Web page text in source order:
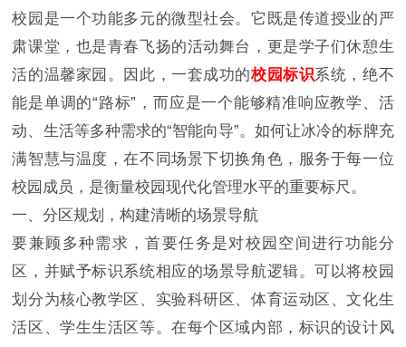
校园是一个功能多元的微型社会。它既是传道授业的严
肃课堂，也是青春飞扬的活动舞台，更是学子们休憩生
活的温馨家园。因此，一套成功的校园标识系统，绝不
能是单调的“路标”，而应是一个能够精准响应教学、活
动、生活等多种需求的“智能向导”。如何让冰冷的标牌充
满智慧与温度，在不同场景下切换角色，服务于每一位
校园成员，是衡量校园现代化管理水平的重要标尺。
一、分区规划，构建清晰的场景导航
要兼顾多种需求，首要任务是对校园空间进行功能分
区，并赋予标识系统相应的场景导航逻辑。可以将校园
划分为核心教学区、实验科研区、体育运动区、文化生
活区、学生生活区等。在每个区域内部，标识的设计风